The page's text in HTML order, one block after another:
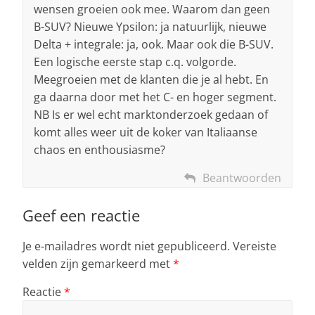
wensen groeien ook mee. Waarom dan geen
B-SUV? Nieuwe Ypsilon: ja natuurlijk, nieuwe
Delta + integrale: ja, ook. Maar ook die B-SUV.
Een logische eerste stap c.q. volgorde.
Meegroeien met de klanten die je al hebt. En
ga daarna door met het C- en hoger segment.
NB Is er wel echt marktonderzoek gedaan of
komt alles weer uit de koker van Italiaanse
chaos en enthousiasme?
Beantwoorden
Geef een reactie
Je e-mailadres wordt niet gepubliceerd. Vereiste
velden zijn gemarkeerd met*
Reactie*